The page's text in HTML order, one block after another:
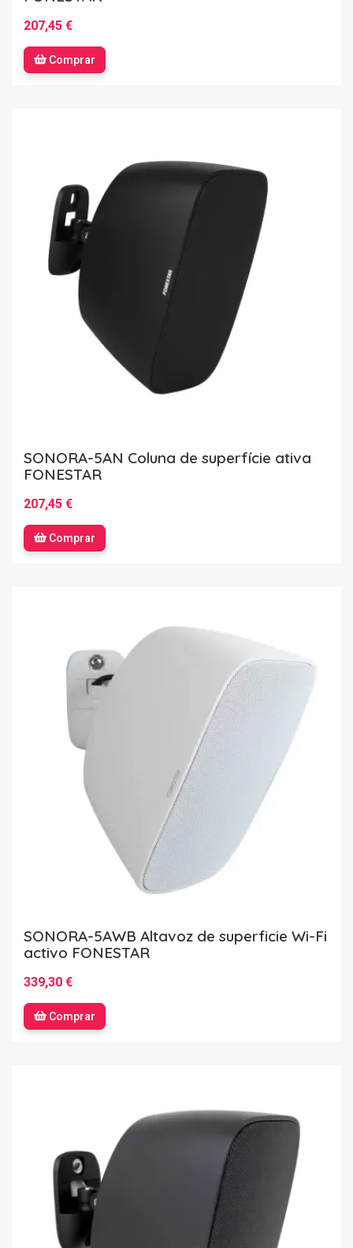
207,45 €
Comprar
SONORA-5AN Coluna de superfície ativa
FONESTAR
207,45 €
Comprar
SONORA-5AWB Altavoz de superficie Wi-Fi
activo FONESTAR
339,30 €
Comprar